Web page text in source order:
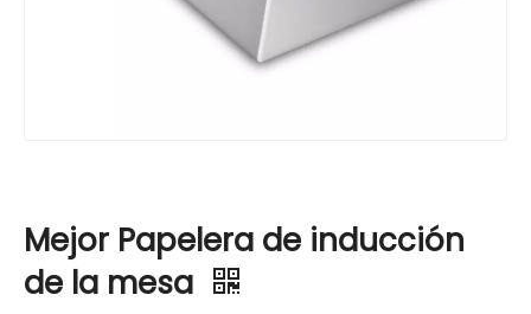
Mejor Papelera de inducción
de la mesa